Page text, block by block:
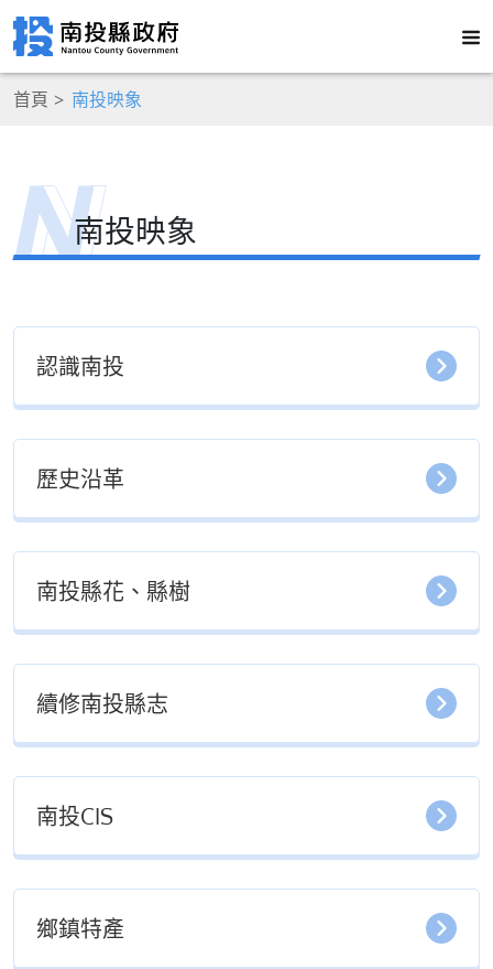
首頁 南投映象
南投映象
認識南投
歷史沿革
南投縣花、縣樹
續修南投縣志
南投CIS
鄉鎮特產